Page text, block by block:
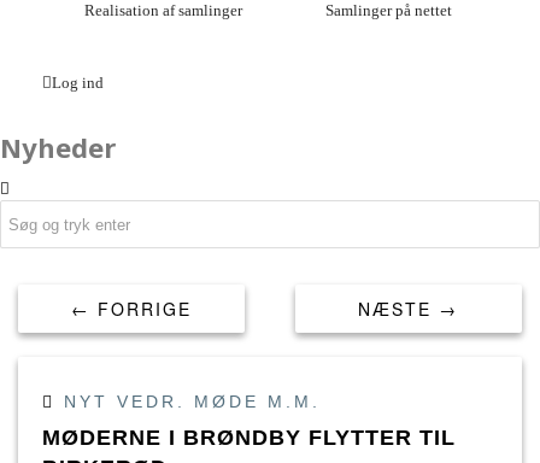
Realisation af samlinger
Samlinger på nettet
Log ind
Nyheder
← FORRIGE NÆSTE →
NYT VEDR. MØDE M.M.
MØDERNE I BRØNDBY FLYTTER TIL